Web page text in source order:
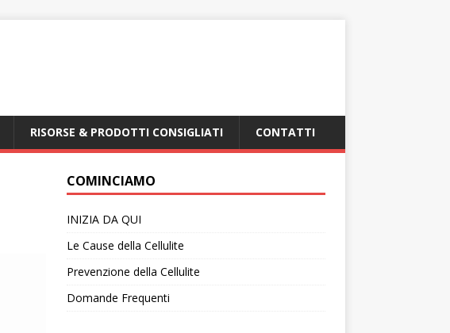
RISORSE & PRODOTTI CONSIGLIATI CONTATTI
COMINCIAMO
INIZIA DA QUI
Le Cause della Cellulite
Prevenzione della Cellulite
Domande Frequenti